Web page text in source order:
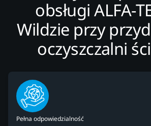
obsługi ALFA-
Wildzie przy
oczyszczalni
Pełna odpowiedzialność